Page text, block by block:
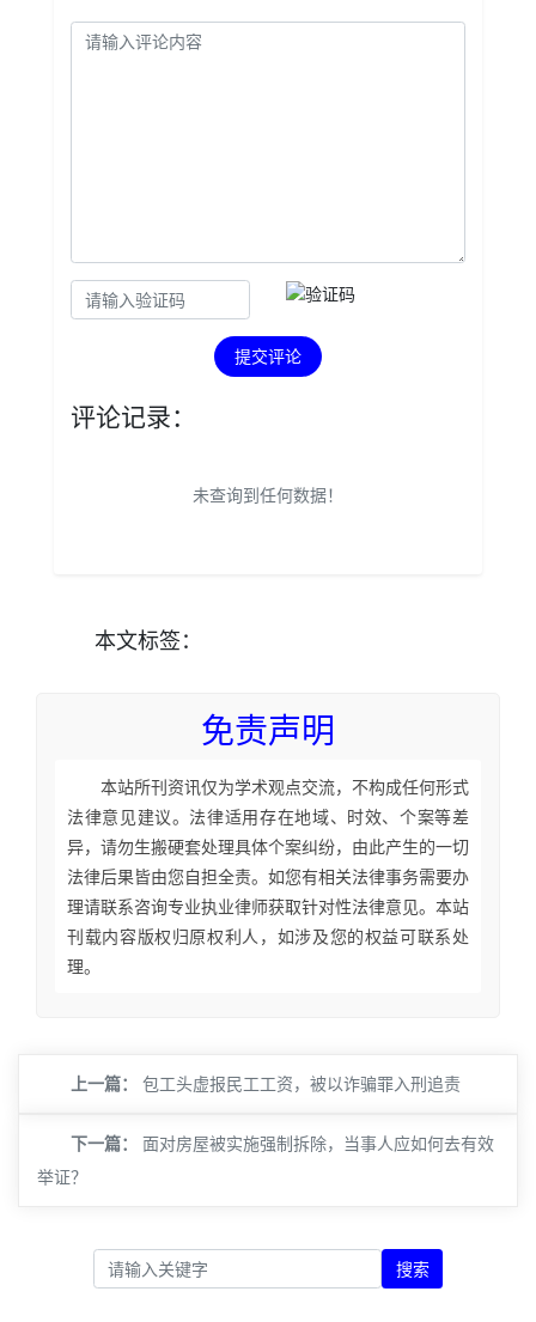
提交评论
评论记录：
未查询到任何数据！
本文标签：
免责声明
本站所刊资讯仅为学术观点交流，不构成任何形式
法律意见建议。法律适用存在地域、时效、个案等差
异，请勿生搬硬套处理具体个案纠纷，由此产生的一切
法律后果皆由您自担全责。如您有相关法律事务需要办
理请联系咨询专业执业律师获取针对性法律意见。本站
刊载内容版权归原权利人，如涉及您的权益可联系处
理。
上一篇： 包工头虚报民工工资，被以诈骗罪入刑追责
下一篇：
面对房屋被实施强制拆除，当事人应如何去有效
举证？
搜索